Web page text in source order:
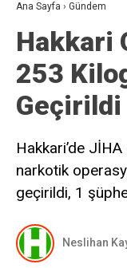
Ana Sayfa › Gündem
Hakkari
253
Geçirildi
Hakkari’de
narkotik
geçirildi, 1
Neslihan